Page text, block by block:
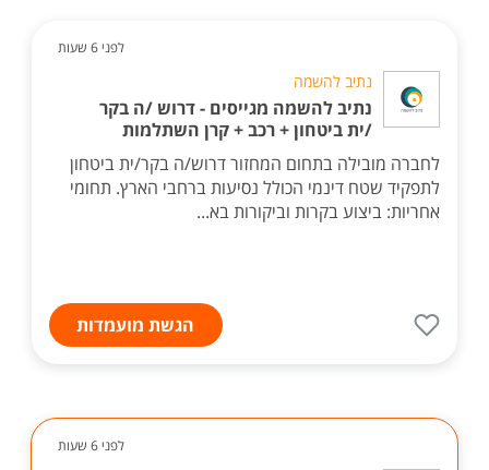
לפני 6 שעות
נתיב להשמה
נתיב להשמה מגייסים - דרוש /ה בקר
/ית ביטחון + רכב + קרן השתלמות
לחברה מובילה בתחום המחזור דרוש/ה בקר/ית ביטחון
לתפקיד שטח דינמי הכולל נסיעות ברחבי הארץ. תחומי
אחריות: ביצוע בקרות וביקורות בא...
הגשת מועמדות
לפני 6 שעות